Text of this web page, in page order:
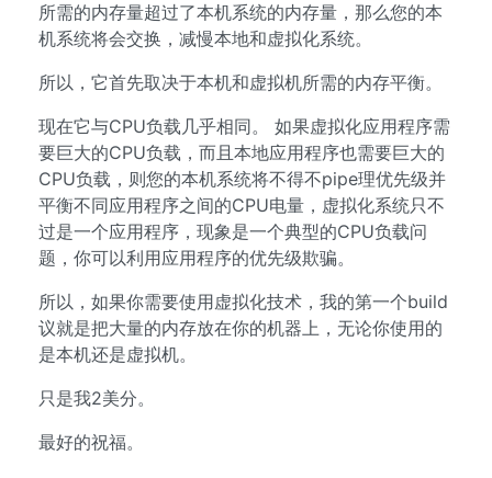
所需的内存量超过了本机系统的内存量，那么您的本
机系统将会交换，减慢本地和虚拟化系统。
所以，它首先取决于本机和虚拟机所需的内存平衡。
现在它与CPU负载几乎相同。 如果虚拟化应用程序需
要巨大的CPU负载，而且本地应用程序也需要巨大的
CPU负载，则您的本机系统将不得不pipe理优先级并
平衡不同应用程序之间的CPU电量，虚拟化系统只不
过是一个应用程序，现象是一个典型的CPU负载问
题，你可以利用应用程序的优先级欺骗。
所以，如果你需要使用虚拟化技术，我的第一个build
议就是把大量的内存放在你的机器上，无论你使用的
是本机还是虚拟机。
只是我2美分。
最好的祝福。